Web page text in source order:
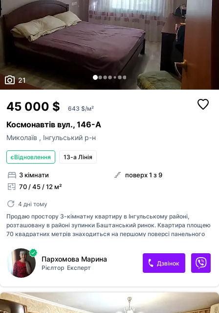
21
45 000 $ 643 $/м²
Космонавтів вул., 146-А
Миколаїв , Інгульський р-н
єВідновлення 13-а Лінія
3 кімнати
70 / 45 / 12 м²
поверх 1 з 9
4 дні тому
Продаю простору 3-кімнатну квартиру в Інгульському районі,
розташовану в районі зупинки Баштанський ринок. Квартира площею
70 квадратних метрів знаходиться на першому поверсі панельного
прохідна, що забезпечить комфорт та особистий простір кожному
члену сім'ї. У квартирі встановлені металопластикові вікна, за
винятком вікна в холі та балконного блоку. Лоджія засклена і
приховує в собі важливу перевагу — власний просторий підвал, який
стане ідеальним місцем для зберігання речей. Район з чудово
розвиненою інфраструктурою: ринок, магазини та транспортна
розв'язка знаходяться у кроковій доступності. Сертифікат
Пархомова Марина
Рієлтор Експерт
Дзвінок